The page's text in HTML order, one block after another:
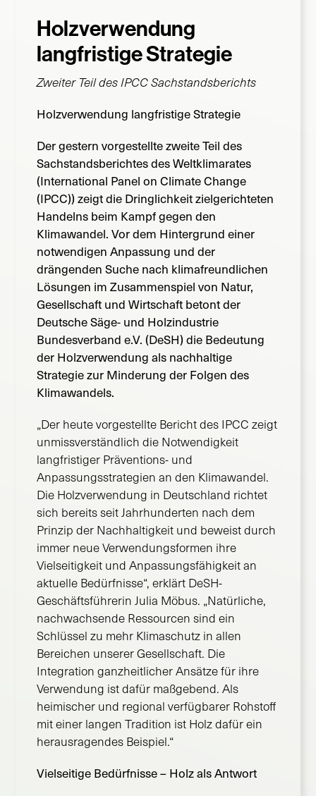
Suche
nach:
Holzverwendung
langfristige Strategie
Zweiter Teil des IPCC Sachstandsberichts
Holzverwendung langfristige Strategie
Der gestern vorgestellte zweite Teil des
Sachstandsberichtes des Weltklimarates
(International Panel on Climate Change
(IPCC)) zeigt die Dringlichkeit zielgerichteten
Handelns beim Kampf gegen den
Klimawandel. Vor dem Hintergrund einer
notwendigen Anpassung und der
drängenden Suche nach klimafreundlichen
Lösungen im Zusammenspiel von Natur,
Gesellschaft und Wirtschaft betont der
Deutsche Säge- und Holzindustrie
Bundesverband e.V. (DeSH) die Bedeutung
der Holzverwendung als nachhaltige
Strategie zur Minderung der Folgen des
Klimawandels.
„Der heute vorgestellte Bericht des IPCC zeigt
unmissverständlich die Notwendigkeit
langfristiger Präventions- und
Anpassungsstrategien an den Klimawandel.
Die Holzverwendung in Deutschland richtet
sich bereits seit Jahrhunderten nach dem
Prinzip der Nachhaltigkeit und beweist durch
immer neue Verwendungsformen ihre
Vielseitigkeit und Anpassungsfähigkeit an
aktuelle Bedürfnisse“, erklärt DeSH-
Geschäftsführerin Julia Möbus. „Natürliche,
nachwachsende Ressourcen sind ein
Schlüssel zu mehr Klimaschutz in allen
Bereichen unserer Gesellschaft. Die
Integration ganzheitlicher Ansätze für ihre
Verwendung ist dafür maßgebend. Als
heimischer und regional verfügbarer Rohstoff
mit einer langen Tradition ist Holz dafür ein
herausragendes Beispiel.“
Vielseitige Bedürfnisse – Holz als Antwort